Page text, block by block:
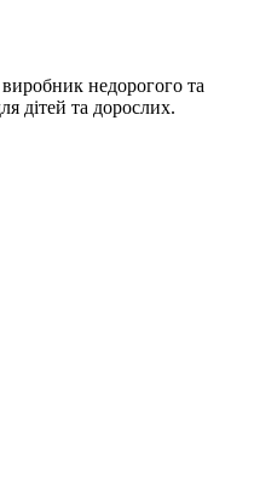
недорогого та
дітей та дорослих.